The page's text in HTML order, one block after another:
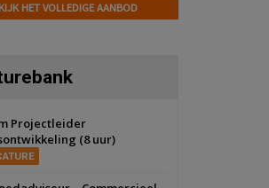
2026
Voormalig
Zwanenburg
HET VOLLEDIGE AANBOD
Projectleider
(8 uur)